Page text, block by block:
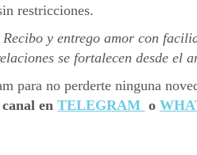
restricciones.
y entrego amor con
se fortalecen desde el
canal enTELEGRAM o